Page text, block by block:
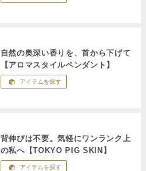
自然の奥深い香りを、首から下げて
【アロマスタイルペンダント】
アイテムを探す
背伸びは不要。気軽にワンランク上
の私へ【TOKYO PIG SKIN】
アイテムを探す